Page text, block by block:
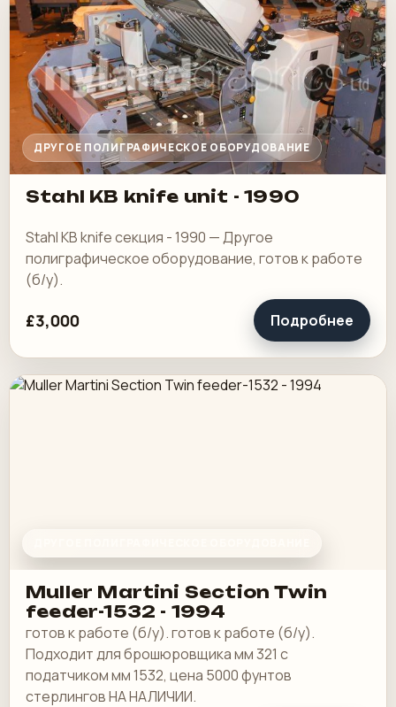
ДРУГОЕ ПОЛИГРАФИЧЕСКОЕ ОБОРУДОВАНИЕ
Stahl KB knife unit - 1990
Stahl KB knife секция - 1990 — Другое
полиграфическое оборудование, готов к работе
(б/у).
£3,000 Подробнее
Muller Martini Section Twin
feeder-1532 - 1994
готов к работе (б/у). готов к работе (б/у).
Подходит для брошюровщика мм 321 с
податчиком мм 1532, цена 5000 фунтов
стерлингов НА НАЛИЧИИ.